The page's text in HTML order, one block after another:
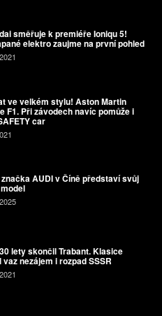
směřuje k premiéře Ioniqu 5!
elektro zaujme na první pohled
ve velkém stylu! Aston Martin
F1. Při závodech navíc pomůže i
car
AUDI v Číně představí svůj
lety skončil Trabant. Klasice
vaz nezájem i rozpad SSSR